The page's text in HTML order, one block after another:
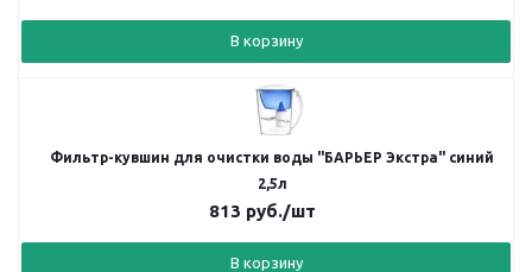
В корзину
Фильтр-кувшин для очистки воды "БАРЬЕР Экстра" синий
2,5л
813 руб./шт
В корзину